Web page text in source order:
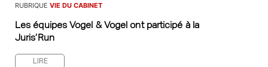
RUBRIQUE VIE DU CABINET
Les équipes Vogel & Vogel ont participé à la
Juris’Run
LIRE